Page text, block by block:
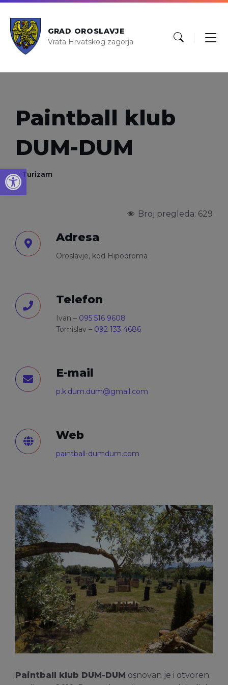
Open toolbar
GRAD OROSLAVJE
Vrata Hrvatskog zagorja
Paintball klub
DUM-DUM
u Turizam
Broj pregleda: 629
Adresa
Oroslavje, kod Hipodroma
Telefon
Ivan – 095 516 9608
Tomislav – 092 133 4686
E-mail
p.k.dum.dum@gmail.com
Web
paintball-dumdum.com
Paintball klub DUM-DUM osnovan je i otvoren